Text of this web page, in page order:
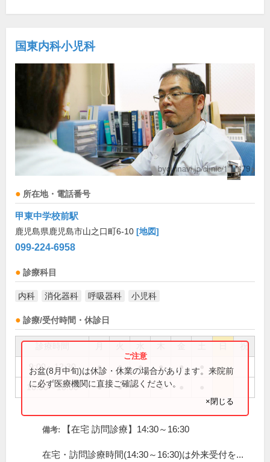
国東内科小児科
所在地・電話番号
甲東中学校前駅
鹿児島県鹿児島市山之口町6-10 [地図]
099-224-6958
診療科目
内科 消化器科 呼吸器科 小児科
診療/受付時間・休診日
祝
9:00～12:30 ● ● ● ● ●
16:30～18:00 ● ● ●
お盆(8月中旬)は休診・休業の場合があります。来院前
に必ず医療機関に直接ご確認ください。
×閉じる
備考: 【在宅 訪問診療】14:30～16:30
在宅・訪問診療時間(14:30～16:30)は外来受付を...